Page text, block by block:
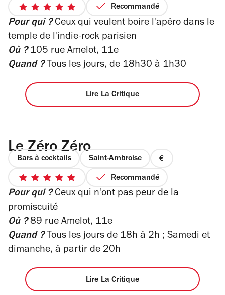
1
sur
5
sur
5
étoiles
Recommandé
Pour qui ?Ceux qui veulent boire l'apéro dans le
temple de l'indie-rock parisien
Où ?105 rue Amelot, 11e
Quand ? Tous les jours, de 18h30 à 1h30
Lire La Critique
Le Zéro Zéro
Bars à cocktails Saint-Ambroise
prix
sur
5
sur
5
étoiles
Recommandé
Pour qui ? Ceux qui n'ont pas peur de la
promiscuité
Où ?89 rue Amelot, 11e
Quand ? Tous les jours de 18h à 2h ; Samedi et
dimanche, à partir de 20h
Lire La Critique